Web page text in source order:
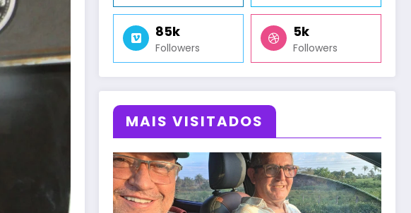
85k
Followers
5k
Followers
MAIS VISITADOS